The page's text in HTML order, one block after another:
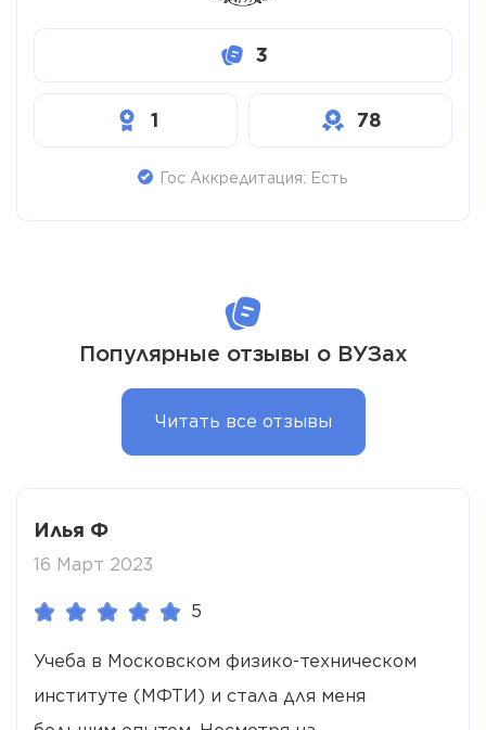
3
1 78
Гос Аккредитация: Есть
Популярные отзывы о ВУЗах
Читать все отзывы
Илья Ф
16 Март 2023
5
Учеба в Московском физико-техническом
институте (МФТИ) и стала для меня